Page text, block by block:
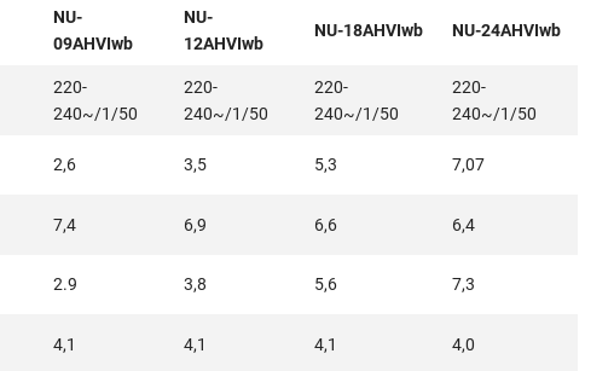
NU-
09AHVIwb
NU-
12AHVIwb
NU-18AHVIwb NU-24AHVIwb
220-
240~/1/50
220-
240~/1/50
220-
240~/1/50
220-
240~/1/50
2,6 3,5 5,3 7,07
7,4 6,9 6,6 6,4
2.9 3,8 5,6 7,3
4,1 4,1 4,1 4,0